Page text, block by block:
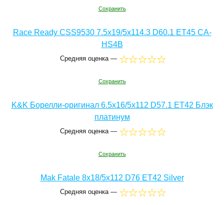
Сохранить
Race Ready CSS9530 7.5x19/5x114.3 D60.1 ET45 CA-
HS4B
Средняя оценка —
Сохранить
K&K Борелли-оригинал 6.5x16/5x112 D57.1 ET42 Блэк
платинум
Средняя оценка —
Сохранить
Mak Fatale 8x18/5x112 D76 ET42 Silver
Средняя оценка —